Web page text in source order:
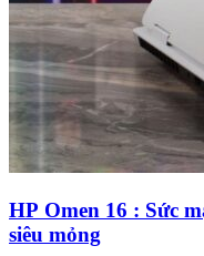
HP Omen 16 : Sức
siêu mỏng